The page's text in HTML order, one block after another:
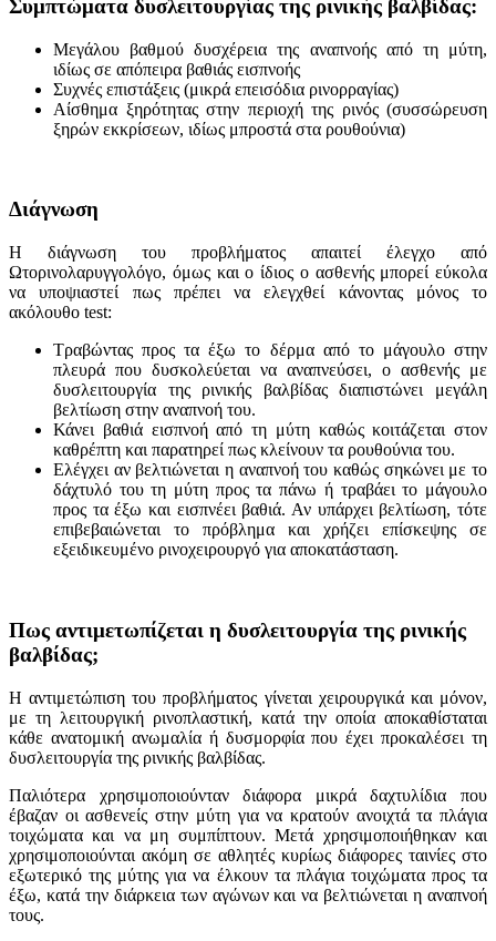
Συμπτώματα δυσλειτουργίας της ρινικής βαλβίδας:
Μεγάλου βαθμού δυσχέρεια της αναπνοής από τη μύτη,
ιδίως σε απόπειρα βαθιάς εισπνοής
Συχνές επιστάξεις (μικρά επεισόδια ρινορραγίας)
Αίσθημα ξηρότητας στην περιοχή της ρινός (συσσώρευση
ξηρών εκκρίσεων, ιδίως μπροστά στα ρουθούνια)
Διάγνωση
Η διάγνωση του προβλήματος απαιτεί έλεγχο από
Ωτορινολαρυγγολόγο, όμως και ο ίδιος ο ασθενής μπορεί εύκολα
να υποψιαστεί πως πρέπει να ελεγχθεί κάνοντας μόνος το
ακόλουθο test:
Τραβώντας προς τα έξω το δέρμα από το μάγουλο στην
πλευρά που δυσκολεύεται να αναπνεύσει, ο ασθενής με
δυσλειτουργία της ρινικής βαλβίδας διαπιστώνει μεγάλη
βελτίωση στην αναπνοή του.
Κάνει βαθιά εισπνοή από τη μύτη καθώς κοιτάζεται στον
καθρέπτη και παρατηρεί πως κλείνουν τα ρουθούνια του.
Ελέγχει αν βελτιώνεται η αναπνοή του καθώς σηκώνει με το
δάχτυλό του τη μύτη προς τα πάνω ή τραβάει το μάγουλο
προς τα έξω και εισπνέει βαθιά. Αν υπάρχει βελτίωση, τότε
επιβεβαιώνεται το πρόβλημα και χρήζει επίσκεψης σε
εξειδικευμένο ρινοχειρουργό για αποκατάσταση.
Πως αντιμετωπίζεται η δυσλειτουργία της ρινικής
βαλβίδας;
Η αντιμετώπιση του προβλήματος γίνεται χειρουργικά και μόνον,
με τη λειτουργική ρινοπλαστική, κατά την οποία αποκαθίσταται
κάθε ανατομική ανωμαλία ή δυσμορφία που έχει προκαλέσει τη
δυσλειτουργία της ρινικής βαλβίδας.
Παλιότερα χρησιμοποιούνταν διάφορα μικρά δαχτυλίδια που
έβαζαν οι ασθενείς στην μύτη για να κρατούν ανοιχτά τα πλάγια
τοιχώματα και να μη συμπίπτουν. Μετά χρησιμοποιήθηκαν και
χρησιμοποιούνται ακόμη σε αθλητές κυρίως διάφορες ταινίες στο
εξωτερικό της μύτης για να έλκουν τα πλάγια τοιχώματα προς τα
έξω, κατά την διάρκεια των αγώνων και να βελτιώνεται η αναπνοή
τους.